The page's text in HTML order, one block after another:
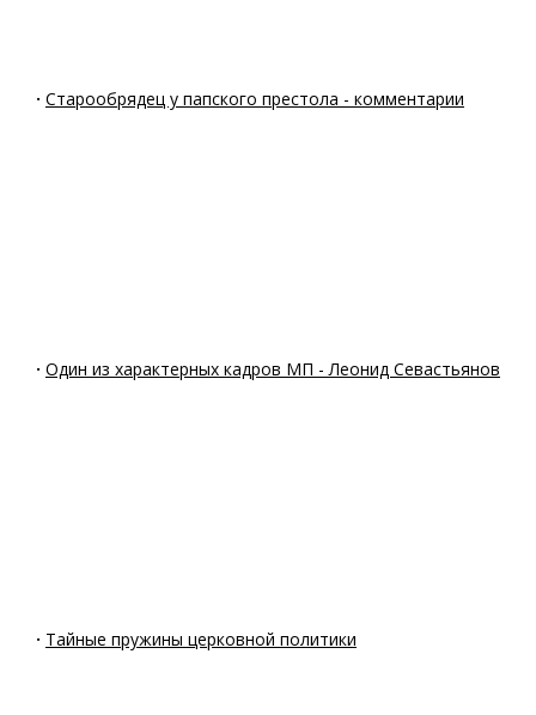
· Старообрядец у папского престола - комментарии
· Один из характерных кадров МП - Леонид Севастьянов
· Тайные пружины церковной политики